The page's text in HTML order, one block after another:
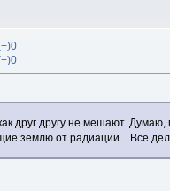
друг другу не мешают.
землю от радиации... Все